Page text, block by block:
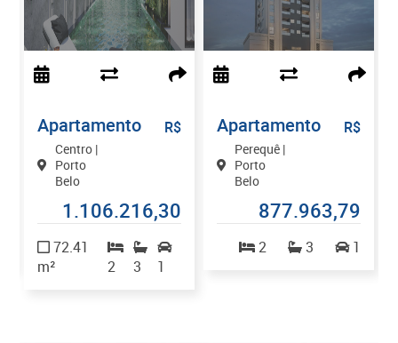
Apartamento
Centro |
Porto
Belo
R$
1.106.216,30
72.41
m²
2 3 1
Apartamento
Perequê |
Porto
Belo
R$
877.963,79
2 3 1